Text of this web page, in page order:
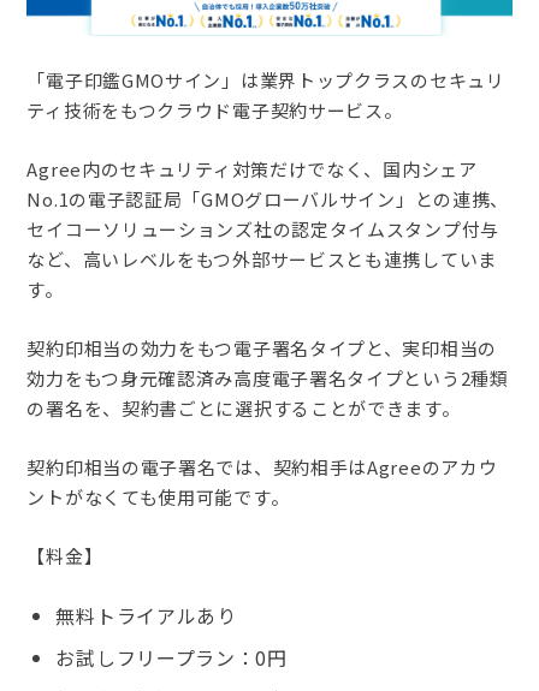
「電子印鑑GMOサイン」は業界トップクラスのセキュリ
ティ技術をもつクラウド電子契約サービス。
Agree内のセキュリティ対策だけでなく、国内シェア
No.1の電子認証局「GMOグローバルサイン」との連携、
セイコーソリューションズ社の認定タイムスタンプ付与
など、高いレベルをもつ外部サービスとも連携していま
す。
契約印相当の効力をもつ電子署名タイプと、実印相当の
効力をもつ身元確認済み高度電子署名タイプという2種類
の署名を、契約書ごとに選択することができます。
契約印相当の電子署名では、契約相手はAgreeのアカウ
ントがなくても使用可能です。
【料金】
無料トライアルあり
お試しフリープラン：0円